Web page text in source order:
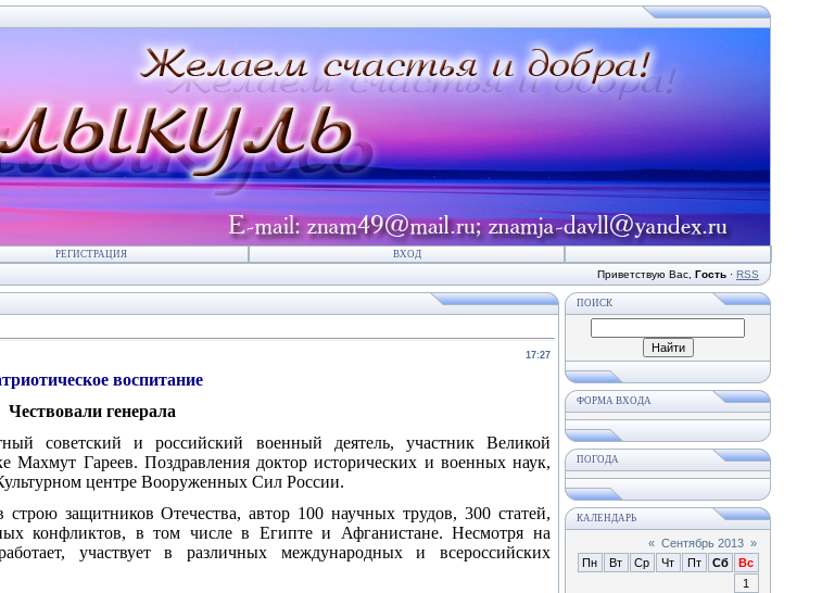
РЕГИСТРАЦИЯ ВХОД
Приветствую Вас Гость · RSS
17:27
воспитание
Чествовали генерала
советский и российский военный деятель, участник Великой
Махмут Гареев. Поздравления доктор исторических и военных наук,
центре Вооруженных Сил России.
защитников Отечества, автор 100 научных трудов, 300 статей,
конфликтов, в том числе в Египте и Афганистане. Несмотря на
участвует в различных международных и всероссийских
ПОИСК
ФОРМА ВХОДА
ПОГОДА
КАЛЕНДАРЬ
« Сентябрь 2013 »
Пн
Вт Ср Чт Пт Сб
Вс
1